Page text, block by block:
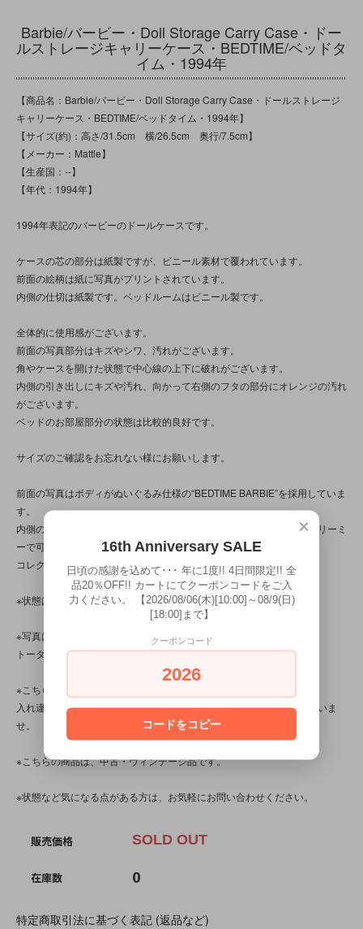
Barbie/バービー・Doll Storage Carry Case・ドー
ルストレージキャリーケース・BEDTIME/ベッドタ
イム・1994年
【商品名：Barbie/バービー・Doll Storage Carry Case・ドールストレージ
キャリーケース・BEDTIME/ベッドタイム・1994年】
【サイズ(約)：高さ/31.5cm 横/26.5cm 奥行/7.5cm】
【メーカー：Mattle】
【生産国：--】
【年代：1994年】
1994年表記のバービーのドールケースです。
ケースの芯の部分は紙製ですが、ビニール素材で覆われています。
前面の絵柄は紙に写真がプリントされています。
内側の仕切は紙製です。ベッドルームはビニール製です。
全体的に使用感がございます。
前面の写真部分はキズやシワ、汚れがございます。
角やケースを開けた状態で中心線の上下に破れがございます。
内側の引き出しにキズや汚れ、向かって右側のフタの部分にオレンジの汚れ
がございます。
ベッドのお部屋部分の状態は比較的良好です。
サイズのご確認をお忘れない様にお願いします。
前面の写真はボディがぬいぐるみ仕様の“BEDTIME BARBIE”を採用していま
す。
内側のベッドルームはシンプルな作りながらも絵柄やギミックなどドリーミ
ーで可愛い要素が詰まった魅力的なデザインです。
コレクションに是非☆
※状態は、11枚の写真と併せてご確認ください。
※写真は、光の当たり方によって見え方が変わる為、
トータル的に判断いただけると幸いです。
※こちらの商品は店頭でも販売しています。
入れ違いで完売してしまう場合がございます。その際はご容赦くださいま
せ。
※こちらの商品は、中古・ヴィンテージ品です。
※状態など気になる点がある方は、お気軽にお問い合わせください。
販売価格 SOLD OUT
在庫数 0
特定商取引法に基づく表記 (返品など)
×
16th Anniversary SALE
日頃の感謝を込めて･･･ 年に1度!! 4日間限定!! 全
品20％OFF!! カートにてクーポンコードをご入
力ください。 【2026/08/06(木)[10:00]～08/9(日)
[18:00]まで】
クーポンコード
2026
コードをコピー